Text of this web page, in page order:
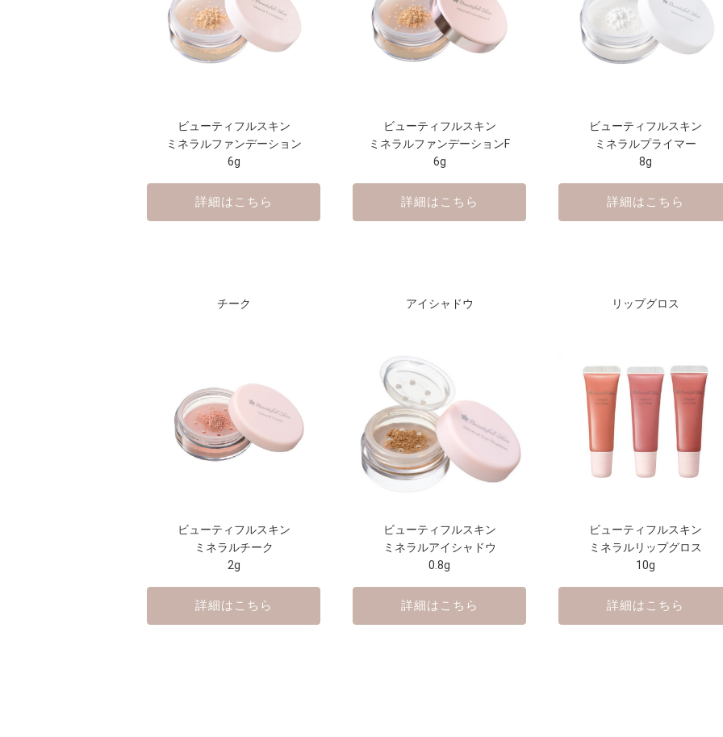
ビューティフルスキン
ミネラルファンデーション
6g
詳細はこちら
ビューティフルスキン
ミネラルファンデーションF
6g
詳細はこちら
ビューティフルスキン
ミネラルプライマー
8g
詳細はこちら
チーク
ビューティフルスキン
ミネラルチーク
2g
詳細はこちら
アイシャドウ
ビューティフルスキン
ミネラルアイシャドウ
0.8g
詳細はこちら
リップグロス
ビューティフルスキン
ミネラルリップグロス
10g
詳細はこちら